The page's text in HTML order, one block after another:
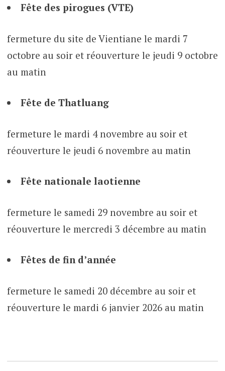
Fête des pirogues (VTE)
fermeture du site de Vientiane le mardi 7
octobre au soir et réouverture le jeudi 9 octobre
au matin
Fête de Thatluang
fermeture le mardi 4 novembre au soir et
réouverture le jeudi 6 novembre au matin
Fête nationale laotienne
fermeture le samedi 29 novembre au soir et
réouverture le mercredi 3 décembre au matin
Fêtes de fin d’année
fermeture le samedi 20 décembre au soir et
réouverture le mardi 6 janvier 2026 au matin